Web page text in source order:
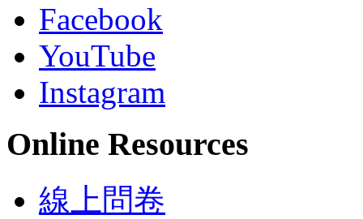
Facebook
YouTube
Instagram
Online Resources
線上問卷